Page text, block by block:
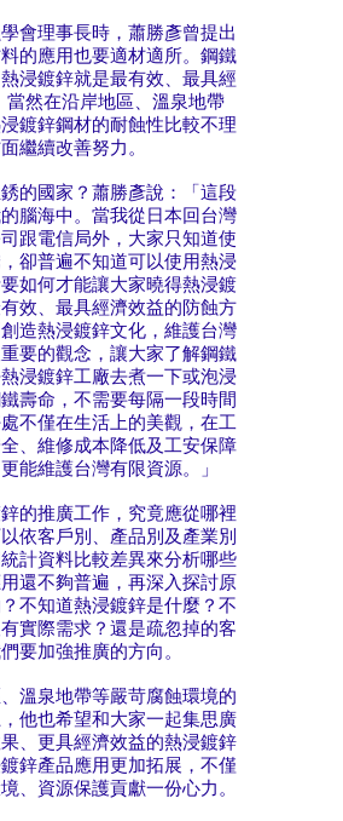
會理事長時，蕭勝彥曾提出
的應用也要適材適所。鋼鐵
浸鍍鋅就是最有效、最具經
然在沿岸地區、溫泉地帶
鍍鋅鋼材的耐蝕性比較不理
繼續改善努力。
的國家？蕭勝彥說：「這段
腦海中。當我從日本回台灣
跟電信局外，大家只知道使
卻普遍不知道可以使用熱浸
如何才能讓大家曉得熱浸鍍
效、最具經濟效益的防蝕方
造熱浸鍍鋅文化，維護台灣
要的觀念，讓大家了解鋼鐵
浸鍍鋅工廠去煮一下或泡浸
壽命，不需要每隔一段時間
不僅在生活上的美觀，在工
、維修成本降低及工安保障
能維護台灣有限資源。」
的推廣工作，究竟應從哪裡
依客戶別、產品別及產業別
計資料比較差異來分析哪些
還不夠普遍，再深入探討原
不知道熱浸鍍鋅是什麼？不
實際需求？還是疏忽掉的客
要加強推廣的方向。
溫泉地帶等嚴苛腐蝕環境的
他也希望和大家一起集思廣
、更具經濟效益的熱浸鍍鋅
鋅產品應用更加拓展，不僅
、資源保護貢獻一份心力。